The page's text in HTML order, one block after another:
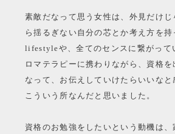
素敵だなって思う女性は、外見だけ
ら揺るぎない自分の芯とか考え方を
lifestyleや、全てのセンスに繋がって
ロマテラピーに携わりながら、資格
なって、お伝えしていけたらいいな
こういう所なんだと思いました。
資格のお勉強をしたいという動機は